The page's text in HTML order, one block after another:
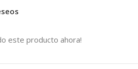
este producto ahora!